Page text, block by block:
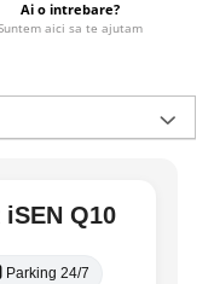
Ai o intrebare?
aici sa te ajutam
iSEN Q10
24/7